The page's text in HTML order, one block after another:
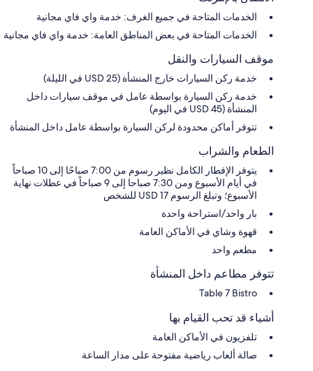
الخدمات المتاحة في جميع الغرف: خدمة واي فاي مجانية
الخدمات المتاحة في بعض المناطق العامة: خدمة واي فاي مجانية
موقف السيارات والنقل
خدمة ركن السيارات خارج المنشأة (USD 25 في الليلة)
خدمة ركن السيارة بواسطة عامل في موقف سيارات داخل
المنشأة (USD 45 في اليوم)
تتوفر أماكن محدودة لركن السيارة بواسطة عامل داخل المنشأة
الطعام والشراب
يتوفر الإفطار الكامل نظير رسوم من 7:00 صباحًا إلى 10 صباحاً
في أيام الأسبوع ومن 7:30 صباحا إلى 9 صباحاً في عطلات نهاية
الأسبوع؛ وتبلغ الرسوم 17 USD للشخص
بار واحد/استراحة واحدة
قهوة وشاي في الأماكن العامة
مطعم واحد
تتوفر مطاعم داخل المنشأة
Table 7 Bistro
أشياء قد تحب القيام بها
تلفزيون في الأماكن العامة
صالة ألعاب رياضية مفتوحة على مدار الساعة